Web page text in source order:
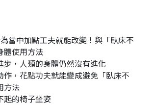
當中加點工夫就能改變！與「臥床不
體使用方法
步，人類的身體仍然沒有進化
作，花點功夫就能變成避免「臥床不
方法
起的椅子坐姿